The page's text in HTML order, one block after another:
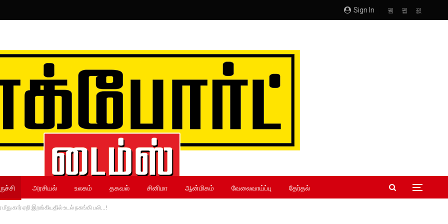
Sign In
அரசியல் உலகம் தகவல் சினிமா ஆன்மிகம் வேலைவாய்ப்பு தேர்தல்
கார் ஏறி இறங்கியதில் உடல் நசுங்கி பலி…!